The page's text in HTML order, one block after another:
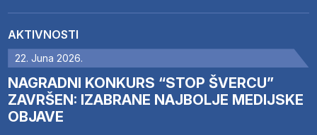
AKTIVNOSTI
22. Juna 2026.
NAGRADNI KONKURS “STOP ŠVERCU”
ZAVRŠEN: IZABRANE NAJBOLJE MEDIJSKE
OBJAVE